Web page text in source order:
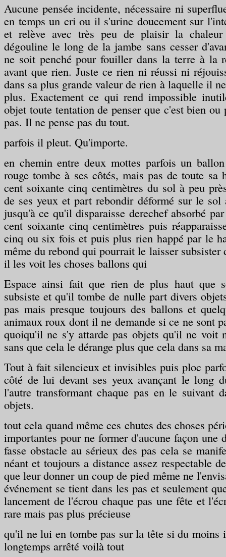
Aucune pensée incidente, nécessaire ni
en temps un cri ou il s'urine doucement sur
et relève avec très peu de plaisir la
dégouline le long de la jambe sans cesser
ne soit penché pour fouiller dans la terre à la
avant que rien. Juste ce rien ni réussi ni
dans sa plus grande valeur de rien à laquelle il
plus. Exactement ce qui rend impossible
objet toute tentation de penser que c'est bien ou
pas. Il ne pense pas du tout.
parfois il pleut. Qu'importe.
en chemin entre deux mottes parfois un
rouge tombe à ses côtés, mais pas de toute sa
cent soixante cinq centimètres du sol à peu
de ses yeux et part rebondir déformé sur le sol
jusqu'à ce qu'il disparaisse derechef absorbé
cent soixante cinq centimètres puis
cinq ou six fois et puis plus rien happé par le
même du rebond qui pourrait le laisser subsister
il les voit les choses ballons qui
Espace ainsi fait que rien de plus haut que
subsiste et qu'il tombe de nulle part divers
pas mais presque toujours des ballons et
animaux roux dont il ne demande si ce ne sont
quoiqu'il ne s'y attarde pas objets qu'il ne voit
sans que cela le dérange plus que cela dans sa
Tout à fait silencieux et invisibles puis ploc
côté de lui devant ses yeux avançant le long
l'autre transformant chaque pas en le suivant
objets.
tout cela quand même ces chutes des choses
importantes pour ne former d'aucune façon une
fasse obstacle au sérieux des pas cela se
néant et toujours a distance assez respectable
que leur donner un coup de pied même ne
événement se tient dans les pas et seulement
lancement de l'écrou chaque pas une fête et
rare mais pas plus précieuse
qu'il ne lui en tombe pas sur la tête si du moins
longtemps arrêté voilà tout